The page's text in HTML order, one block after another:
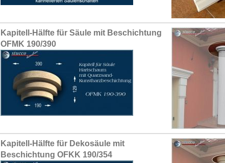
Kapitell-Hälfte für Säule mit Beschichtung
OFMK 190/390
Kapitell-Hälfte für Dekosäule mit
Beschichtung OFKK 190/354